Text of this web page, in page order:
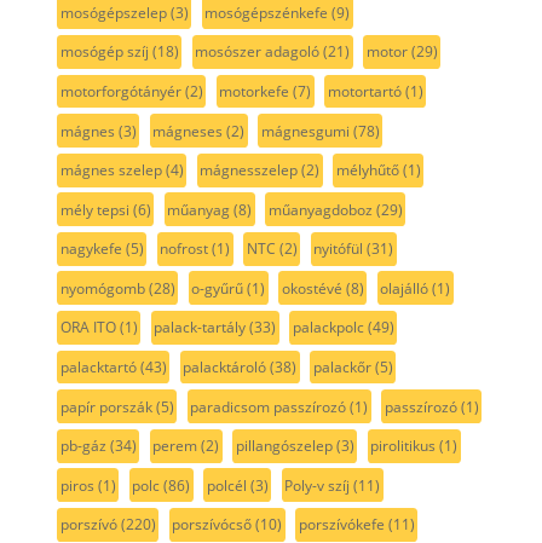
mosógépszelep(3) mosógépszénkefe (9)
mosógép szíj (18) mosószer adagoló(21) motor(29)
motorforgótányér(2) motorkefe (7) motortartó(1)
mágnes (3) mágneses (2) mágnesgumi (78)
mágnes szelep(4) mágnesszelep(2) mélyhűtő(1)
mély tepsi (6) műanyag(8) műanyagdoboz (29)
nagykefe (5) nofrost(1) NTC (2) nyitófül (31)
nyomógomb(28) o-gyűrű(1) okostévé (8) olajálló(1)
ORA ITO(1) palack-tartály(33) palackpolc(49)
palacktartó(43) palacktároló(38) palackőr(5)
papír porszák(5) paradicsom passzírozó(1) passzírozó(1)
pb-gáz (34) perem(2) pillangószelep(3) pirolitikus (1)
piros (1) polc(86) polcél (3) Poly-v szíj (11)
porszívó(220) porszívócső(10) porszívókefe (11)